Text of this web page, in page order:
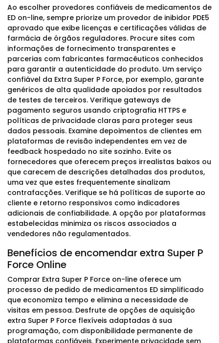
Ao escolher provedores confiáveis de medicamentos de
ED on-line, sempre priorize um provedor de inibidor PDE5
aprovado que exibe licenças e certificações válidas de
farmácia de órgãos reguladores. Procure sites com
informações de fornecimento transparentes e
parcerias com fabricantes farmacêuticos conhecidos
para garantir a autenticidade do produto. Um serviço
confiável da Extra Super P Force, por exemplo, garante
genéricos de alta qualidade apoiados por resultados
de testes de terceiros. Verifique gateways de
pagamento seguros usando criptografia HTTPS e
políticas de privacidade claras para proteger seus
dados pessoais. Examine depoimentos de clientes em
plataformas de revisão independentes em vez de
feedback hospedado no site sozinho. Evite os
fornecedores que oferecem preços irrealistas baixos ou
que carecem de descrições detalhadas dos produtos,
uma vez que estes frequentemente sinalizam
contrafacções. Verifique se há políticas de suporte ao
cliente e retorno responsivos como indicadores
adicionais de confiabilidade. A opção por plataformas
estabelecidas minimiza os riscos associados a
vendedores não regulamentados.
Benefícios de encomendar extra Super P
Force Online
Comprar Extra Super P Force on-line oferece um
processo de pedido de medicamentos ED simplificado
que economiza tempo e elimina a necessidade de
visitas em pessoa. Desfrute de opções de aquisição
extra Super P Force flexíveis adaptadas à sua
programação, com disponibilidade permanente de
plataformas confiáveis. Experimente privacidade sem